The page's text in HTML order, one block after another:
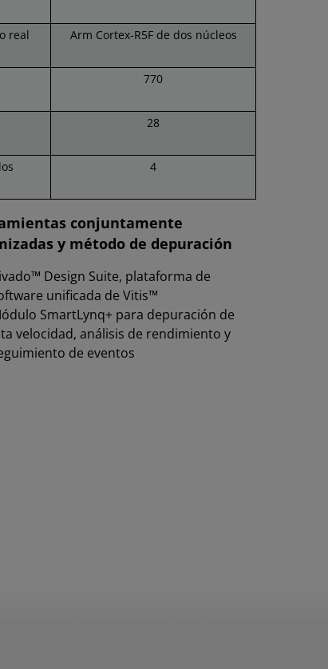
real Arm Cortex-R5F de dos núcleos
770
28
4
conjuntamente
y método de depuración
Design Suite, plataforma de
unificada de Vitis™
SmartLynq+ para depuración de
velocidad, análisis de rendimiento y
de eventos